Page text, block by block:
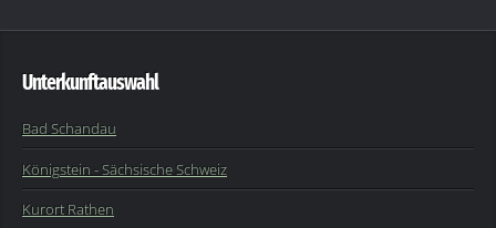
Unterkunftauswahl
Bad Schandau
Königstein - Sächsische Schweiz
Kurort Rathen